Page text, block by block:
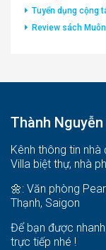
Tuyển dụng cộng
Review sách
Thành
Kênh thông tin
Villa biệt thự, nhà
🌼: Văn phòng
Thạnh, Saigon
Để bạn được
trực tiếp nhé !